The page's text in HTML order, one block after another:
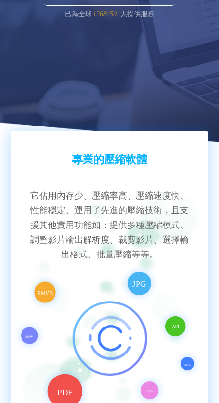
已為全球 1268450 人提供服務
專業的壓縮軟體
它佔用內存少、壓縮率高、壓縮速度快、
性能穩定、運用了先進的壓縮技術，且支
援其他實用功能如：提供多種壓縮模式、
調整影片輸出解析度、裁剪影片、選擇輸
出格式、批量壓縮等等。
RMVB
JPG
AVI
MP4
PNG
PDF
MOV